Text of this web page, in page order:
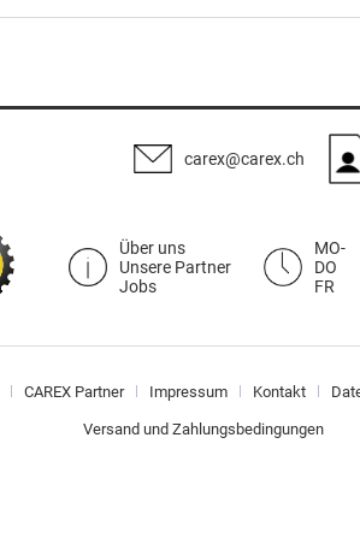
carex@carex.ch
Über uns
Unsere Partner
Jobs
MO-
DO
FR
CAREX Partner Impressum Kontakt
Versand und Zahlungsbedingungen